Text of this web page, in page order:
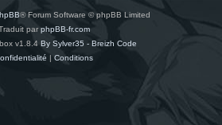
® Forum Software © phpBB Limited
parphpBB-fr.com
v1.8.4 By Sylver35 - Breizh Code
| Conditions